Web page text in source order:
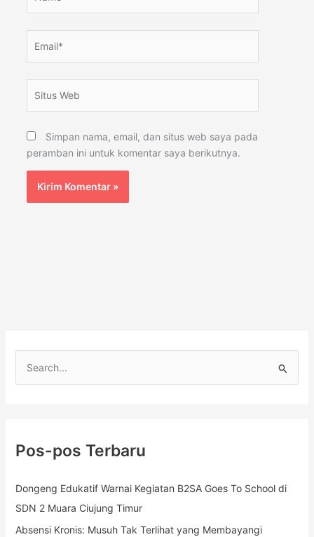
Web
Simpan nama, email, dan situs web saya pada
peramban ini untuk komentar saya berikutnya.
u
t
u
k
Pos-pos Terbaru
Dongeng Edukatif Warnai Kegiatan B2SA Goes To School di
SDN 2 Muara Ciujung Timur
Absensi Kronis: Musuh Tak Terlihat yang Membayangi